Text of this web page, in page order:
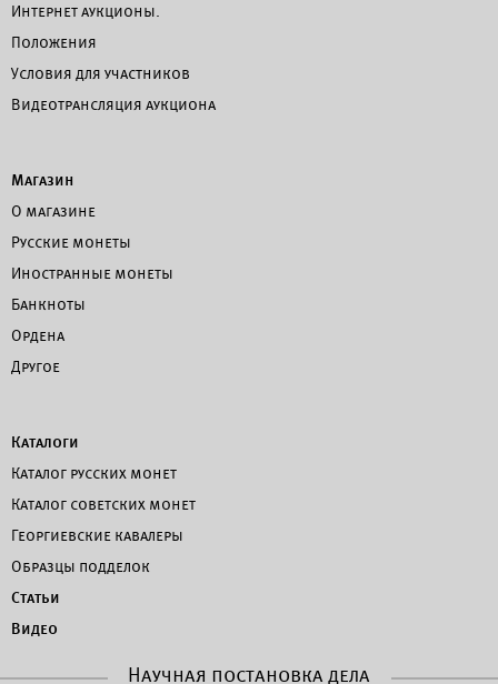
Интернет аукционы.
Положения
Условия для участников
Видеотрансляция аукциона
Магазин
О магазине
Русские монеты
Иностранные монеты
Банкноты
Ордена
Другое
Каталоги
Каталог русских монет
Каталог советских монет
Георгиевские кавалеры
Образцы подделок
Статьи
Видео
Научная постановка дела